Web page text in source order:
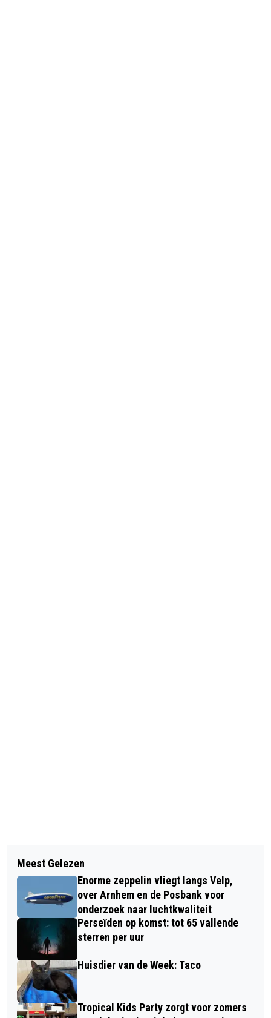
KBO-PCOB CONTACTMIDDAG RHEDEN:
BOLIVIA
RIJNSTATE POLI-ZUID NAAR ELST,
KLINIEK VELP DICHT EIND 2022
Meest Gelezen
Enorme zeppelin vliegt langs Velp,
over Arnhem en de Posbank voor
onderzoek naar luchtkwaliteit
Perseïden op komst: tot 65 vallende
sterren per uur
Huisdier van de Week: Taco
Tropical Kids Party zorgt voor zomers